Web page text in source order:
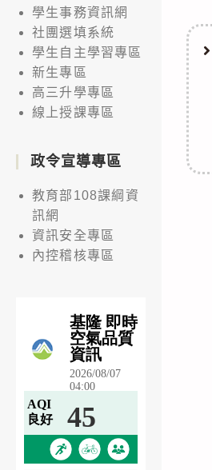
學生事務資訊網
社團選填系統
學生自主學習專區
新生專區
高三升學專區
線上授課專區
政令宣導專區
教育部108課綱資
訊網
資訊安全專區
內控稽核專區